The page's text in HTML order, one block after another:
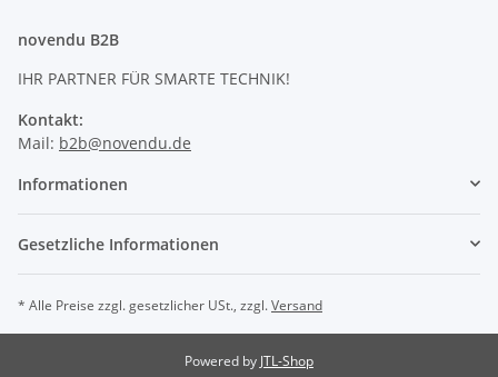
novendu B2B
IHR PARTNER FÜR SMARTE TECHNIK!
Kontakt:
Mail: b2b@novendu.de
Informationen
Gesetzliche Informationen
* Alle Preise zzgl. gesetzlicher USt., zzgl.Versand
Powered by JTL-Shop